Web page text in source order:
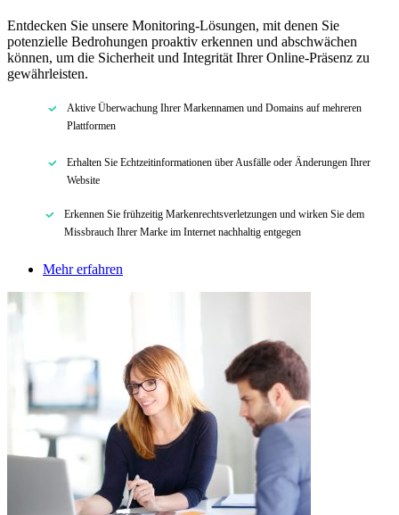
Entdecken Sie unsere Monitoring-Lösungen, mit denen Sie
potenzielle Bedrohungen proaktiv erkennen und abschwächen
können, um die Sicherheit und Integrität Ihrer Online-Präsenz zu
gewährleisten.
Aktive Überwachung Ihrer Markennamen und Domains auf mehreren
Plattformen
Erhalten Sie Echtzeitinformationen über Ausfälle oder Änderungen Ihrer
Website
Erkennen Sie frühzeitig Markenrechtsverletzungen und wirken Sie dem
Missbrauch Ihrer Marke im Internet nachhaltig entgegen
Mehr erfahren